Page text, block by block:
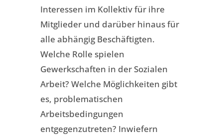
Interessen im Kollektiv für ihre
Mitglieder und darüber hinaus für
alle abhängig Beschäftigten.
Welche Rolle spielen
Gewerkschaften in der Sozialen
Arbeit? Welche Möglichkeiten gibt
es, problematischen
Arbeitsbedingungen
entgegenzutreten? Inwiefern